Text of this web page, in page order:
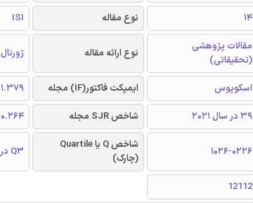
14 نوع مقاله ISI
مقالات پژوهشی
(تحقیقاتی)
نوع ارائه مقاله ژورنال
اسکوپوس ایمپکت فاکتور(IF) مجله
1.379 در سال 2020
39 در سال 2021 شاخص SJR مجله 0.264 در سال 2020
1026-0226
شاخص Q یا Quartile
(چارک)
Q3 در سال 2020
12112